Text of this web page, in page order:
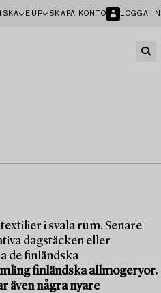
EUR SKAPA KONTO LOGGA IN
i svala rum. Senare
dagstäcken eller
de finländska
finländska allmogeryor.
även några nyare